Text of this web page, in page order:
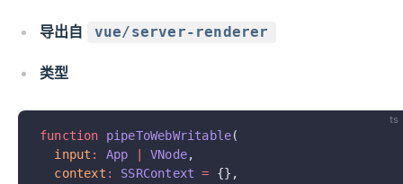
导出自 vue/server-renderer
类型
ts
function pipeToWebWritable(
  input
: App VNode,
  context
: SSRContext = {},